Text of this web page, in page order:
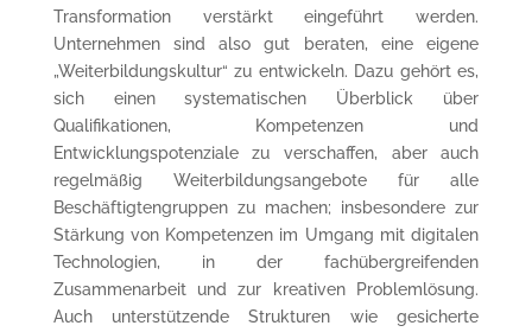
Transformation verstärkt eingeführt werden.
Unternehmen sind also gut beraten, eine eigene
„Weiterbildungskultur“ zu entwickeln. Dazu gehört es,
sich einen systematischen Überblick über
Qualifikationen, Kompetenzen und
Entwicklungspotenziale zu verschaffen, aber auch
regelmäßig Weiterbildungsangebote für alle
Beschäftigtengruppen zu machen; insbesondere zur
Stärkung von Kompetenzen im Umgang mit digitalen
Technologien, in der fachübergreifenden
Zusammenarbeit und zur kreativen Problemlösung.
Auch unterstützende Strukturen wie gesicherte